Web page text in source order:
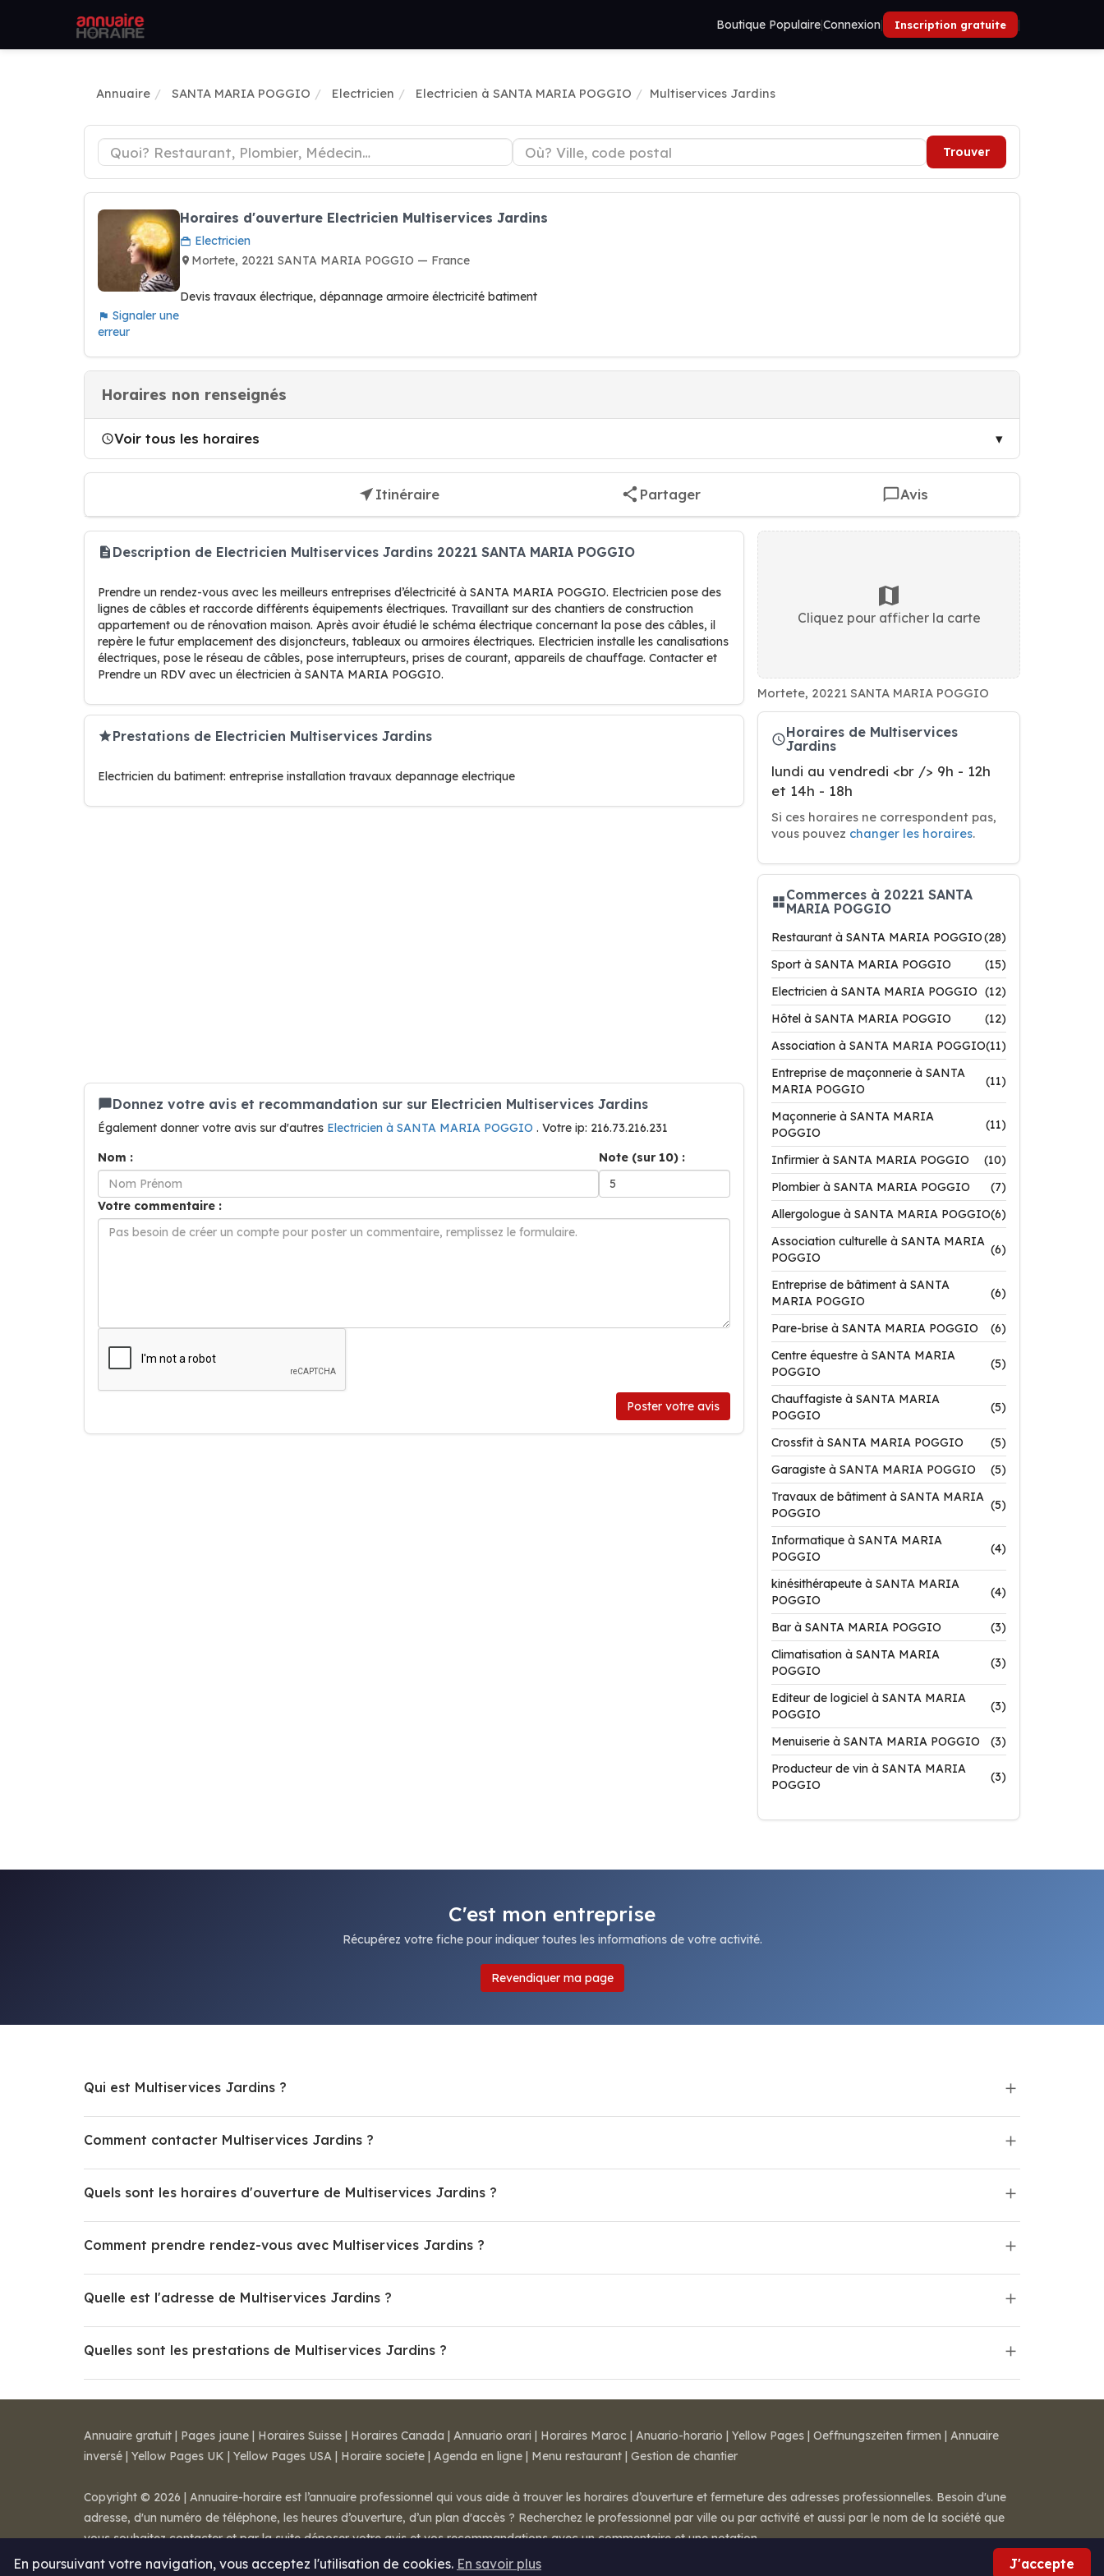
Boutique Populaire|Connexion| Inscription gratuite |
Annuaire SANTA MARIA POGGIO Electricien Electricien à SANTA MARIA POGGIO Multiservices Jardins
Trouver
Signaler une
erreur
Horaires d'ouverture Electricien Multiservices Jardins
Electricien
Mortete, 20221 SANTA MARIA POGGIO — France
Devis travaux électrique, dépannage armoire électricité batiment
Horaires non renseignés
Voir tous les horaires
Itinéraire Partager Avis
Description de Electricien Multiservices Jardins 20221 SANTA MARIA POGGIO
Prendre un rendez-vous avec les meilleurs entreprises d’électricité à SANTA MARIA POGGIO. Electricien pose des
lignes de câbles et raccorde différents équipements électriques. Travaillant sur des chantiers de construction
appartement ou de rénovation maison. Après avoir étudié le schéma électrique concernant la pose des câbles, il
repère le futur emplacement des disjoncteurs, tableaux ou armoires électriques. Electricien installe les canalisations
électriques, pose le réseau de câbles, pose interrupteurs, prises de courant, appareils de chauffage. Contacter et
Prendre un RDV avec un électricien à SANTA MARIA POGGIO.
Prestations de Electricien Multiservices Jardins
Electricien du batiment: entreprise installation travaux depannage electrique
Donnez votre avis et recommandation sur sur Electricien Multiservices Jardins
Également donner votre avis sur d'autres Electricien à SANTA MARIA POGGIO . Votre ip: 216.73.216.231
Nom :
Note (sur 10) :
Votre commentaire :
Poster votre avis
Cliquez pour afficher la carte
Mortete, 20221 SANTA MARIA POGGIO
Horaires de Multiservices
Jardins
lundi au vendredi <br /> 9h - 12h
et 14h - 18h
Si ces horaires ne correspondent pas,
vous pouvez changer les horaires.
Commerces à 20221 SANTA
MARIA POGGIO
Restaurant à SANTA MARIA POGGIO(28)
Sport à SANTA MARIA POGGIO
(15)
Electricien à SANTA MARIA POGGIO (12)
Hôtel à SANTA MARIA POGGIO
(12)
Association à SANTA MARIA POGGIO(11)
Entreprise de maçonnerie à SANTA
MARIA POGGIO
(11)
Maçonnerie à SANTA MARIA
POGGIO
(11)
Infirmier à SANTA MARIA POGGIO
(10)
Plombier à SANTA MARIA POGGIO
(7)
Allergologue à SANTA MARIA POGGIO(6)
Association culturelle à SANTA MARIA
POGGIO
(6)
Entreprise de bâtiment à SANTA
MARIA POGGIO
(6)
Pare-brise à SANTA MARIA POGGIO
(6)
Centre équestre à SANTA MARIA
POGGIO
(5)
Chauffagiste à SANTA MARIA
POGGIO
(5)
Crossfit à SANTA MARIA POGGIO
(5)
Garagiste à SANTA MARIA POGGIO
(5)
Travaux de bâtiment à SANTA MARIA
POGGIO
(5)
Informatique à SANTA MARIA
POGGIO
(4)
kinésithérapeute à SANTA MARIA
POGGIO
(4)
Bar à SANTA MARIA POGGIO
(3)
Climatisation à SANTA MARIA
POGGIO
(3)
Editeur de logiciel à SANTA MARIA
POGGIO
(3)
Menuiserie à SANTA MARIA POGGIO
(3)
Producteur de vin à SANTA MARIA
POGGIO
(3)
C'est mon entreprise
Récupérez votre fiche pour indiquer toutes les informations de votre activité.
Revendiquer ma page
Qui est Multiservices Jardins ?
Comment contacter Multiservices Jardins ?
Quels sont les horaires d'ouverture de Multiservices Jardins ?
Comment prendre rendez-vous avec Multiservices Jardins ?
Quelle est l'adresse de Multiservices Jardins ?
Quelles sont les prestations de Multiservices Jardins ?
En poursuivant votre navigation, vous acceptez l'utilisation de cookies. En savoir plus J'accepte
Annuaire gratuit | Pages jaune | Horaires Suisse | Horaires Canada | Annuario orari | Horaires Maroc | Anuario-horario | Yellow Pages | Oeffnungszeiten firmen | Annuaire
inversé | Yellow Pages UK | Yellow Pages USA | Horaire societe | Agenda en ligne | Menu restaurant | Gestion de chantier
Copyright © 2026 | Annuaire-horaire est l’annuaire professionnel qui vous aide à trouver les horaires d’ouverture et fermeture des adresses professionnelles. Besoin d'une
adresse, d'un numéro de téléphone, les heures d’ouverture, d’un plan d'accès ? Recherchez le professionnel par ville ou par activité et aussi par le nom de la société que
vous souhaitez contacter et par la suite déposer votre avis et vos recommandations avec un commentaire et une notation.
Mentions légales-Conditions de ventes- Contact